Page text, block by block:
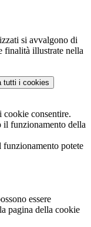
si avvalgono di
finalità illustrate nella
tutti i cookies
cookie consentire.
il funzionamento della
funzionamento potete
essere
pagina della cookie